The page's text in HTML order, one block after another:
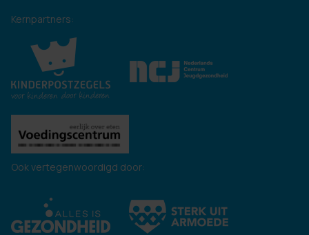
Kernpartners:
Ook vertegenwoordigd door: